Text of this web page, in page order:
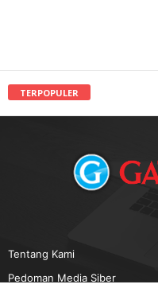
TERPOPULER
Tentang Kami
Pedoman Media Siber